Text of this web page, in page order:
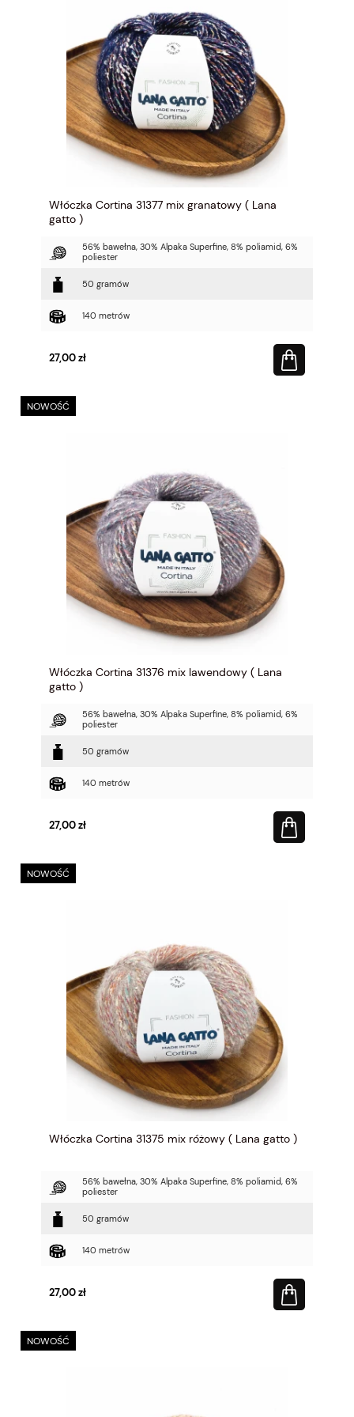
Włóczka Cortina 31377 mix granatowy ( Lana
gatto )
56% bawełna, 30% Alpaka Superfine, 8% poliamid, 6%
poliester
50 gramów
140 metrów
27,00 zł
Włóczka Cortina 31376 mix lawendowy ( Lana
gatto )
56% bawełna, 30% Alpaka Superfine, 8% poliamid, 6%
poliester
50 gramów
140 metrów
27,00 zł
NOWOŚĆ
Włóczka Cortina 31375 mix różowy ( Lana gatto )
56% bawełna, 30% Alpaka Superfine, 8% poliamid, 6%
poliester
50 gramów
140 metrów
27,00 zł
NOWOŚĆ
NOWOŚĆ